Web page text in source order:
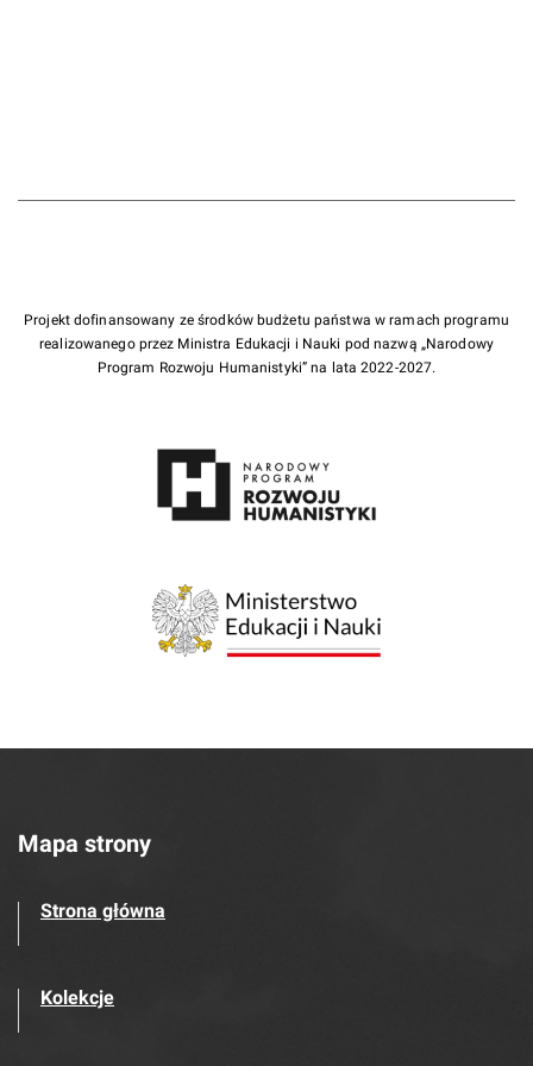
Projekt dofinansowany ze środków budżetu państwa w ramach programu
realizowanego przez Ministra Edukacji i Nauki pod nazwą „Narodowy
Program Rozwoju Humanistyki” na lata 2022-2027.
Mapa strony
Strona główna
Kolekcje